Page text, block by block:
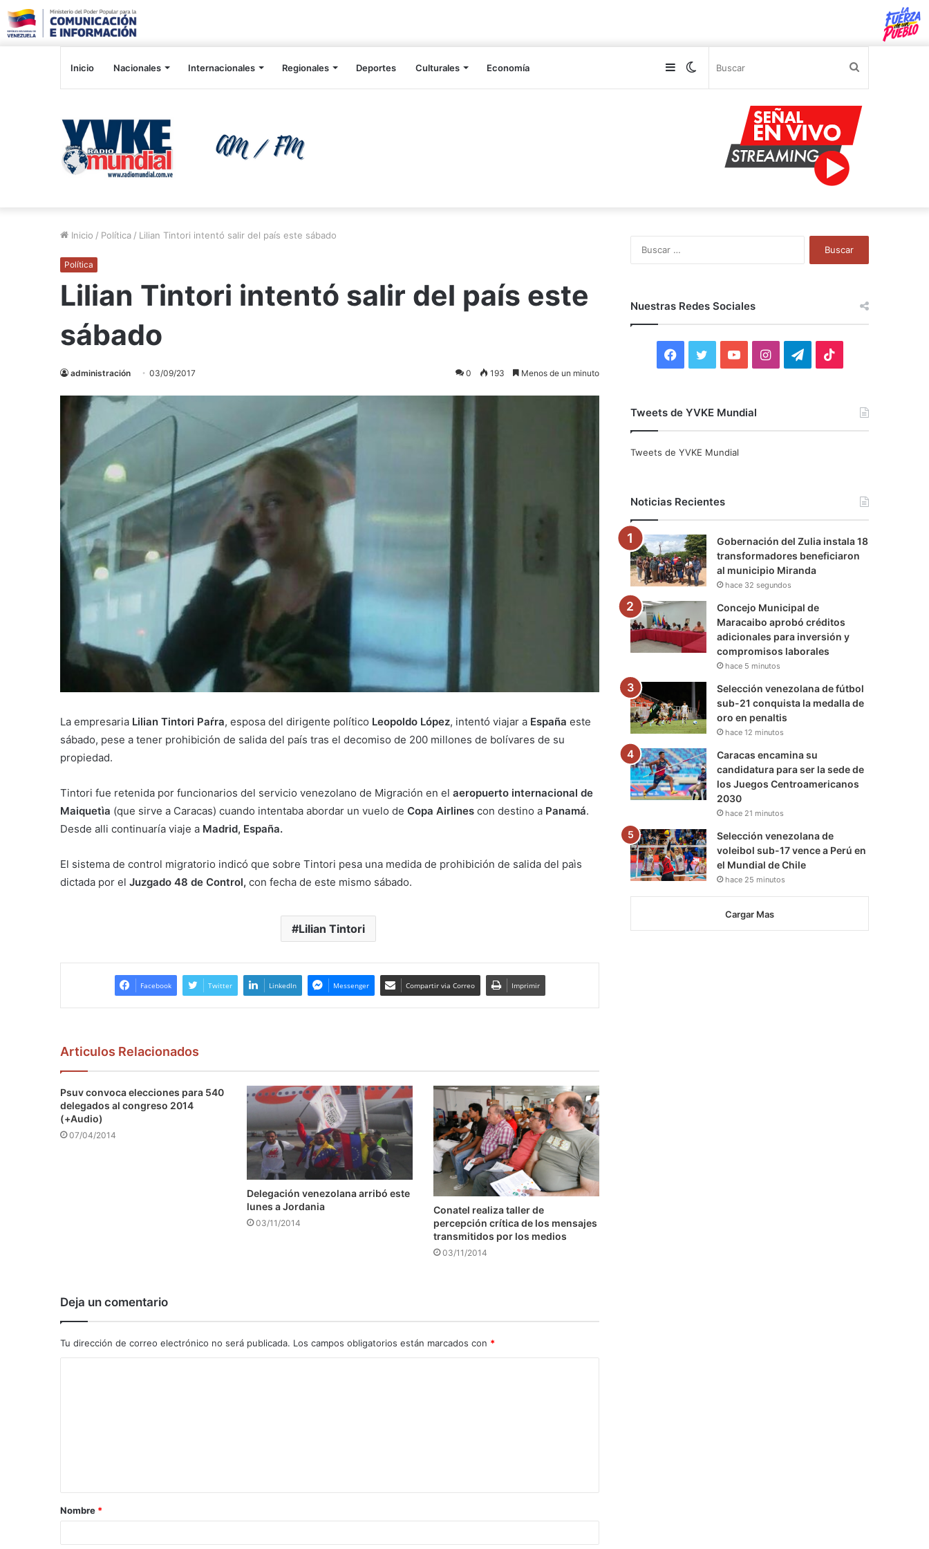
Inicio Nacionales Internacionales Regionales Deportes Culturales Economía Switch
Sidebar
Inicio / Política / Lilian Tintori intentó salir del país este sábado
Política
Lilian Tintori intentó salir del país este
sábado
administración 03/09/2017 0 193 Menos de un minuto
La empresaria Lilian Tintori Paŕra, esposa del dirigente político Leopoldo López, intentó viajar a España este
sábado, pese a tener prohibición de salida del país tras el decomiso de 200 millones de bolívares de su
propiedad.
Tintori fue retenida por funcionarios del servicio venezolano de Migración en el aeropuerto internacional de
Maiquetìa (que sirve a Caracas) cuando intentaba abordar un vuelo de Copa Airlines con destino a Panamá.
Desde alli continuaría viaje a Madrid, España.
El sistema de control migratorio indicó que sobre Tintori pesa una medida de prohibición de salida del paìs
dictada por el Juzgado 48 de Control, con fecha de este mismo sábado.
Lilian Tintori
Facebook Twitter LinkedIn Messenger Compartir via Correo Imprimir
Articulos Relacionados
Psuv convoca elecciones para 540
delegados al congreso 2014
(+Audio)
07/04/2014
Delegación venezolana arribó este
lunes a Jordania
03/11/2014
Conatel realiza taller de
percepción crítica de los mensajes
transmitidos por los medios
03/11/2014
Deja un comentario
Tu dirección de correo electrónico no será publicada. Los campos obligatorios están marcados con *
a
r
Nombre *
Nuestras Redes Sociales
F
c
o
k
i
r
Y
u
e
I
r
a
m
T
a
m
Tweets de YVKE Mundial
Tweets de YVKE Mundial
Noticias Recientes
Gobernación del Zulia instala 18
transformadores beneficiaron
al municipio Miranda
hace 32 segundos
Concejo Municipal de
Maracaibo aprobó créditos
adicionales para inversión y
compromisos laborales
hace 5 minutos
Selección venezolana de fútbol
sub-21 conquista la medalla de
oro en penaltis
hace 12 minutos
Caracas encamina su
candidatura para ser la sede de
los Juegos Centroamericanos
2030
hace 21 minutos
Selección venezolana de
voleibol sub-17 vence a Perú en
el Mundial de Chile
hace 25 minutos
Cargar Mas